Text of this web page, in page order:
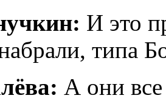
И это
типа
А они